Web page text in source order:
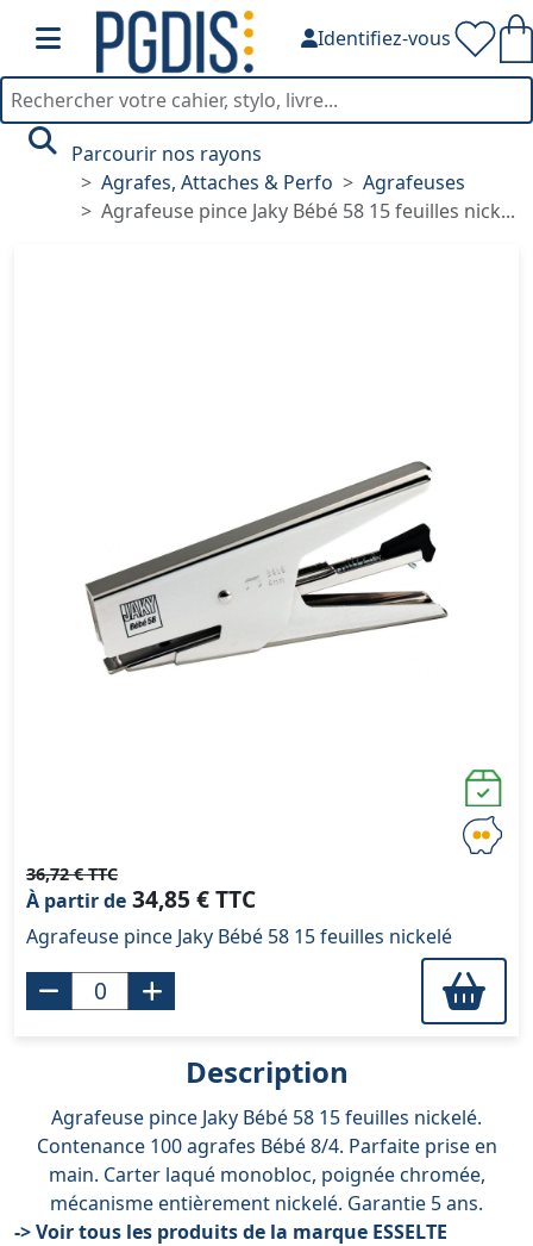
Identifiez-vous
Parcourir nos rayons
Agrafes, Attaches & Perfo
Agrafeuses
Agrafeuse pince Jaky Bébé 58 15 feuilles nick...
36,72 € TTC
À partir de 34,85 € TTC
Agrafeuse pince Jaky Bébé 58 15 feuilles nickelé
Description
Agrafeuse pince Jaky Bébé 58 15 feuilles nickelé.
Contenance 100 agrafes Bébé 8/4. Parfaite prise en
main. Carter laqué monobloc, poignée chromée,
mécanisme entièrement nickelé. Garantie 5 ans.
-> Voir tous les produits de la marque ESSELTE